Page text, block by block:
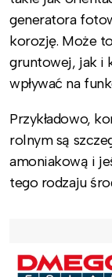
generatora
korozję. Może
gruntowej, jak i
wpływać na
Przykładowo,
rolnym są
amoniakową i
tego rodzaju